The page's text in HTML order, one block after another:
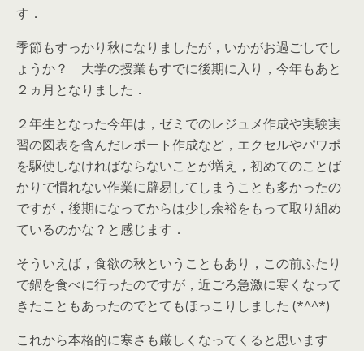
す．
季節もすっかり秋になりましたが，いかがお過ごしでし
ょうか？ 大学の授業もすでに後期に入り，今年もあと
２ヵ月となりました．
２年生となった今年は，ゼミでのレジュメ作成や実験実
習の図表を含んだレポート作成など，エクセルやパワポ
を駆使しなければならないことが増え，初めてのことば
かりで慣れない作業に辟易してしまうことも多かったの
ですが，後期になってからは少し余裕をもって取り組め
ているのかな？と感じます．
そういえば，食欲の秋ということもあり，この前ふたり
で鍋を食べに行ったのですが，近ごろ急激に寒くなって
きたこともあったのでとてもほっこりしました (*^^*)
これから本格的に寒さも厳しくなってくると思います